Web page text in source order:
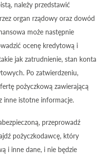
należy przedstawić
organ rządowy oraz dowód
może następnie
ocenę kredytową i
jak zatrudnienie, stan konta
Po zatwierdzeniu,
pożyczkową zawierającą
inne istotne informacje.
przeprowadź
pożyczkodawcę, który
i inne dane, i nie będzie